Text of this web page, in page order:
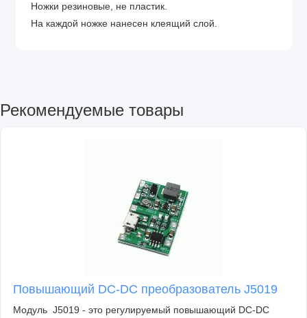
Ножки резиновые, не пластик.
На каждой ножке нанесен клеящий слой.
Рекомендуемые товары
Повышающий DC-DC преобразователь J5019
Модуль J5019 - это регулируемый повышающий DC-DC